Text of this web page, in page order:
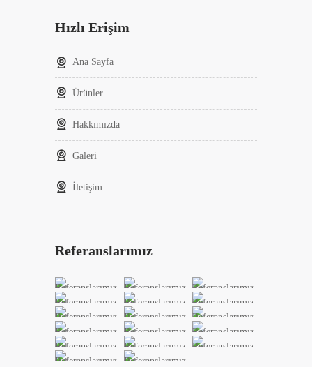
Hızlı Erişim
Ana Sayfa
Ürünler
Hakkımızda
Galeri
İletişim
Referanslarımız